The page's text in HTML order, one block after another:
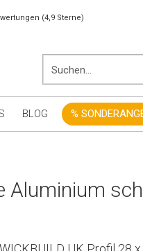
(4,9 Sterne)
BLOG %
Aluminium